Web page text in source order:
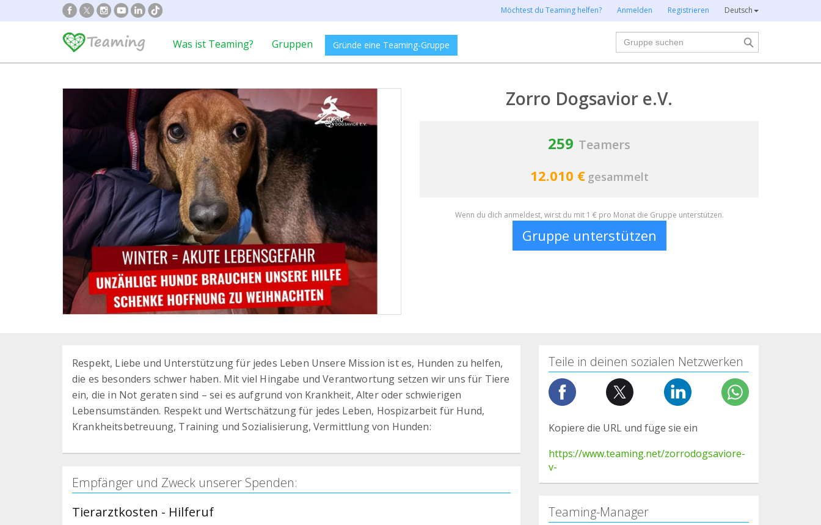
Möchtest du Teaming helfen? Anmelden Registrieren Deutsch
Was ist Teaming? Gruppen Gründe eine Teaming-Gruppe
Suche
Zorro Dogsavior e.V.
259 Teamers
12.010 € gesammelt
Wenn du dich anmeldest, wirst du mit 1 € pro Monat die Gruppe unterstützen.
Gruppe unterstützen
Respekt, Liebe und Unterstützung für jedes Leben Unsere Mission ist es, Hunden zu helfen,
die es besonders schwer haben. Mit viel Hingabe und Verantwortung setzen wir uns für Tiere
ein, die in Not geraten sind – sei es aufgrund von Krankheit, Alter oder schwierigen
Lebensumständen. Respekt und Wertschätzung für jedes Leben, Hospizarbeit für Hund,
Krankheitsbetreuung, Training und Sozialisierung, Vermittlung von Hunden:
Empfänger und Zweck unserer Spenden:
Tierarztkosten - Hilferuf
Teile in deinen sozialen Netzwerken
Kopiere die URL und füge sie ein
https://www.teaming.net/zorrodogsaviore-
v-
Teaming-Manager